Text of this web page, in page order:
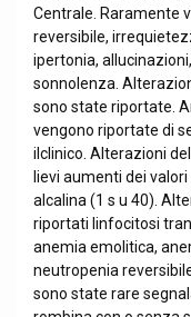
Centrale. Raramente
reversibile,
ipertonia,
sonnolenza.
sono state riportate.
vengono riportate di
ilclinico. Alterazioni
lievi aumenti dei
alcalina (1 s u 40).
riportati linfocitosi
anemia emolitica,
neutropenia
sono state rare